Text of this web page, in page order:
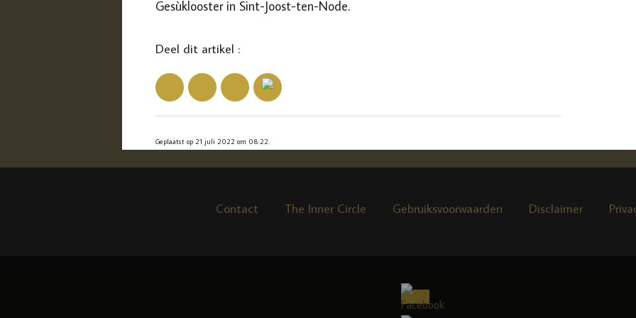
Gesùklooster in Sint-Joost-ten-Node.
Deel dit artikel :
Geplaatst op 21 juli 2022 om 08:22.
Contact The Inner Circle Gebruiksvoorwaarden Disclaimer